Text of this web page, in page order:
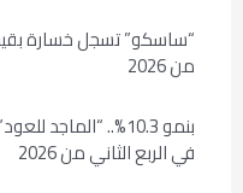
من 2026
في الربع الثاني من 2026